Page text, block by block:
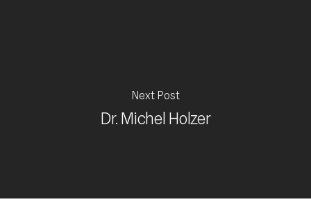
Next Post
Dr. Michel Holzer